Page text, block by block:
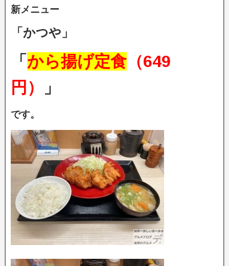
新メニュー
「かつや」
「 から揚げ定食（649
円）
」
です。